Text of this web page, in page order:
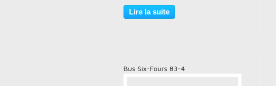
Lire la suite
Bus Six-Fours 83-4